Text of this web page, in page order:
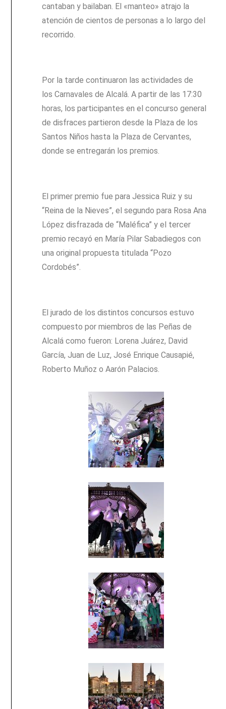
cantaban y bailaban. El «manteo» atrajo la
atención de cientos de personas a lo largo del
recorrido.
Por la tarde continuaron las actividades de
los Carnavales de Alcalá. A partir de las 17:30
horas, los participantes en el concurso general
de disfraces partieron desde la Plaza de los
Santos Niños hasta la Plaza de Cervantes,
donde se entregarán los premios.
El primer premio fue para Jessica Ruiz y su
“Reina de la Nieves”, el segundo para Rosa Ana
López disfrazada de “Maléfica” y el tercer
premio recayó en María Pilar Sabadiegos con
una original propuesta titulada “Pozo
Cordobés”.
El jurado de los distintos concursos estuvo
compuesto por miembros de las Peñas de
Alcalá como fueron: Lorena Juárez, David
García, Juan de Luz, José Enrique Causapié,
Roberto Muñoz o Aarón Palacios.